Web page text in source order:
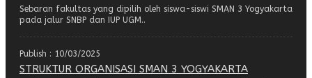
Sebaran fakultas yang dipilih oleh siswa-siswi SMAN 3 Yogyakarta
pada jalur SNBP dan IUP UGM..
Publish : 10/03/2025
STRUKTUR ORGANISASI SMAN 3 YOGYAKARTA